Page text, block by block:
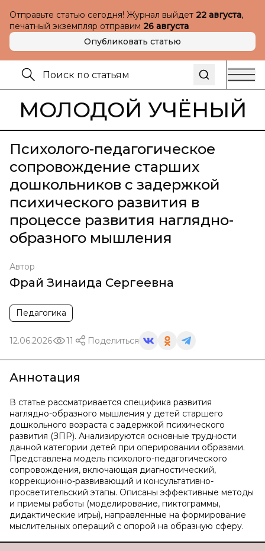
Отправьте статью сегодня! Журнал выйдет 22 августа,
печатный экземпляр отправим 26 августа
Опубликовать статью
МОЛОДОЙ УЧЁНЫЙ
Психолого-педагогическое
сопровождение старших
дошкольников с задержкой
психического развития в
процессе развития наглядно-
образного мышления
Автор
Фрай Зинаида Сергеевна
Педагогика
12.06.2026 11 Поделиться
Аннотация
В статье рассматривается специфика развития
наглядно-образного мышления у детей старшего
дошкольного возраста с задержкой психического
развития (ЗПР). Анализируются основные трудности
данной категории детей при оперировании образами.
Представлена модель психолого-педагогического
сопровождения, включающая диагностический,
коррекционно-развивающий и консультативно-
просветительский этапы. Описаны эффективные методы
и приемы работы (моделирование, пиктограммы,
дидактические игры), направленные на формирование
мыслительных операций с опорой на образную сферу.